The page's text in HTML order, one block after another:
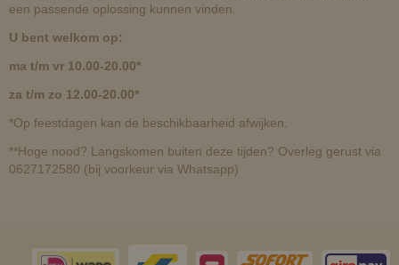
een passende oplossing kunnen vinden.
U bent welkom op:
ma t/m vr 10.00-20.00*
za t/m zo 12.00-20.00*
*Op feestdagen kan de beschikbaarheid afwijken.
**Hoge nood? Langskomen buiten deze tijden? Overleg gerust via
0627172580 (bij voorkeur via Whatsapp)